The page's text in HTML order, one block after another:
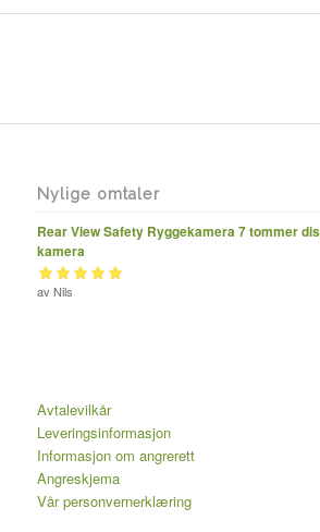
Nylige omtaler
Rear View Safety Ryggekamera 7 tommer
kamera
Vurdert
av Nils
Avtalevilkår
Leveringsinformasjon
Informasjon om angrerett
Angreskjema
Vår personvernerklæring